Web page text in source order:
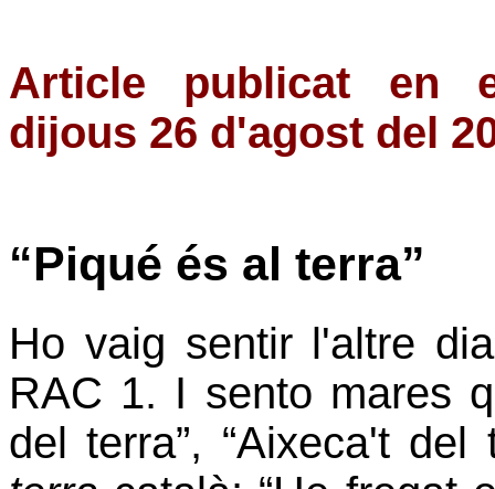
Article publicat en
dijous 26 d'agost del
“Piqué és al terra”
Ho vaig sentir l'altre
RAC 1. I sento mares
del terra”, “Aixeca't del